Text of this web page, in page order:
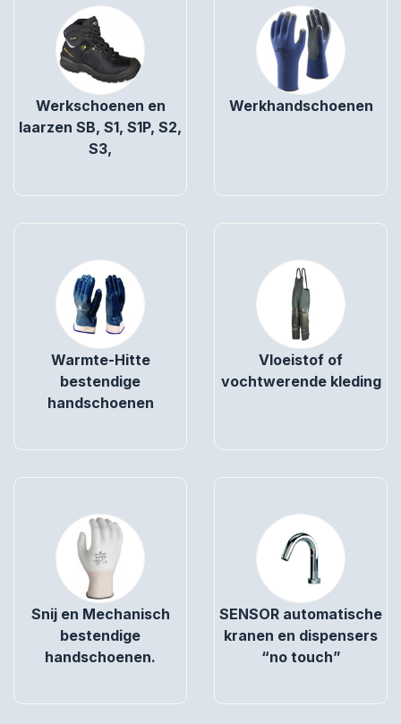
Werkschoenen en
laarzen SB, S1, S1P, S2,
S3,
Werkhandschoenen
Warmte-Hitte
bestendige
handschoenen
Vloeistof of
vochtwerende kleding
Snij en Mechanisch
bestendige
handschoenen.
SENSOR automatische
kranen en dispensers
“no touch”